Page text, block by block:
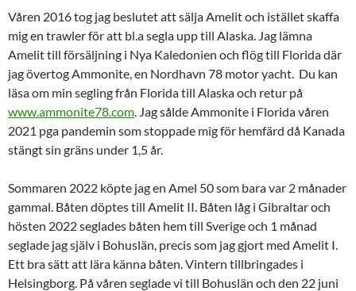
Våren 2016 tog jag beslutet att sälja Amelit och istället skaffa
mig en trawler för att bl.a segla upp till Alaska. Jag lämna
Amelit till försäljning i Nya Kaledonien och flög till Florida där
jag övertog Ammonite, en Nordhavn 78 motor yacht. Du kan
läsa om min segling från Florida till Alaska och retur på
www.ammonite78.com . Jag sålde Ammonite i Florida våren
2021 pga pandemin som stoppade mig för hemfärd då Kanada
stängt sin gräns under 1,5 år.
Sommaren 2022 köpte jag en Amel 50 som bara var 2 månader
gammal. Båten döptes till Amelit II. Båten låg i Gibraltar och
hösten 2022 seglades båten hem till Sverige och 1 månad
seglade jag själv i Bohuslän, precis som jag gjort med Amelit I.
Ett bra sätt att lära känna båten. Vintern tillbringades i
Helsingborg. På våren seglade vi till Bohuslän och den 22 juni